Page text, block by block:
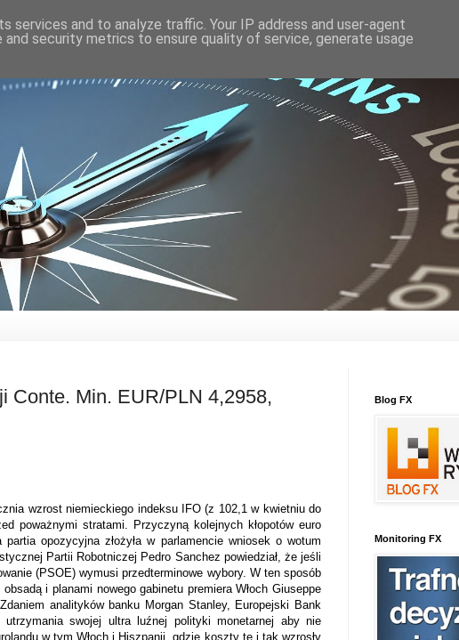
Conte. Min. EUR/PLN 4,2958,
wzrost niemieckiego indeksu IFO (z 102,1 w kwietniu do
poważnymi stratami. Przyczyną kolejnych kłopotów euro
opozycyjna złożyła w parlamencie wniosek o wotum
Partii Robotniczej Pedro Sanchez powiedział, że jeśli
(PSOE) wymusi przedterminowe wybory. W ten sposób
i planami nowego gabinetu premiera Włoch Giuseppe
analityków banku Morgan Stanley, Europejski Bank
swojej ultra luźnej polityki monetarnej aby nie
w tym Włoch i Hiszpanii, gdzie koszty te i tak wzrosły
Blog FX
Monitoring FX
services and to analyze traffic. Your IP address and user-agent
security metrics to ensure quality of service, generate usage